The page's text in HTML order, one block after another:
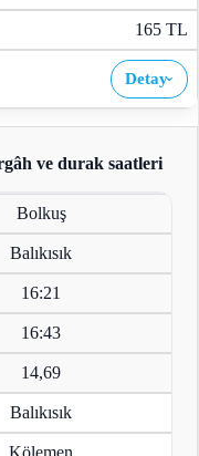
165 TL
Detay›
ve durak saatleri
Bolkuş
Balıkısık
16:21
16:43
14,69
Balıkısık
Kölemen